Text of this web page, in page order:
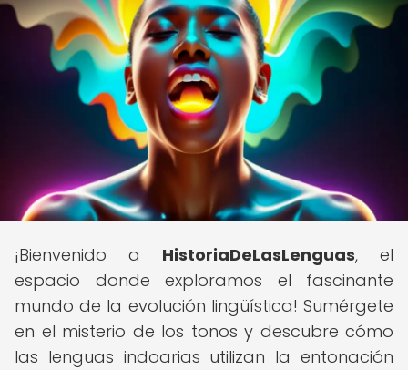
¡Bienvenido a HistoriaDeLasLenguas, el
espacio donde exploramos el fascinante
mundo de la evolución lingüística! Sumérgete
en el misterio de los tonos y descubre cómo
las lenguas indoarias utilizan la entonación